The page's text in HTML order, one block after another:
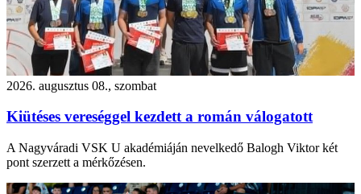
2026. augusztus 08., szombat
Kiütéses vereséggel kezdett a román válogatott
A Nagyváradi VSK U akadémiáján nevelkedő Balogh Viktor két
pont szerzett a mérkőzésen.